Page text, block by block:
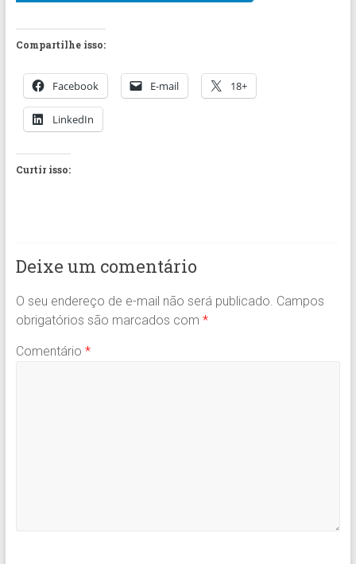
Compartilhe isso:
Facebook E-mail 18+
LinkedIn
Curtir isso:
Deixe um comentário
O seu endereço de e-mail não será publicado. Campos
obrigatórios são marcados com *
Comentário *